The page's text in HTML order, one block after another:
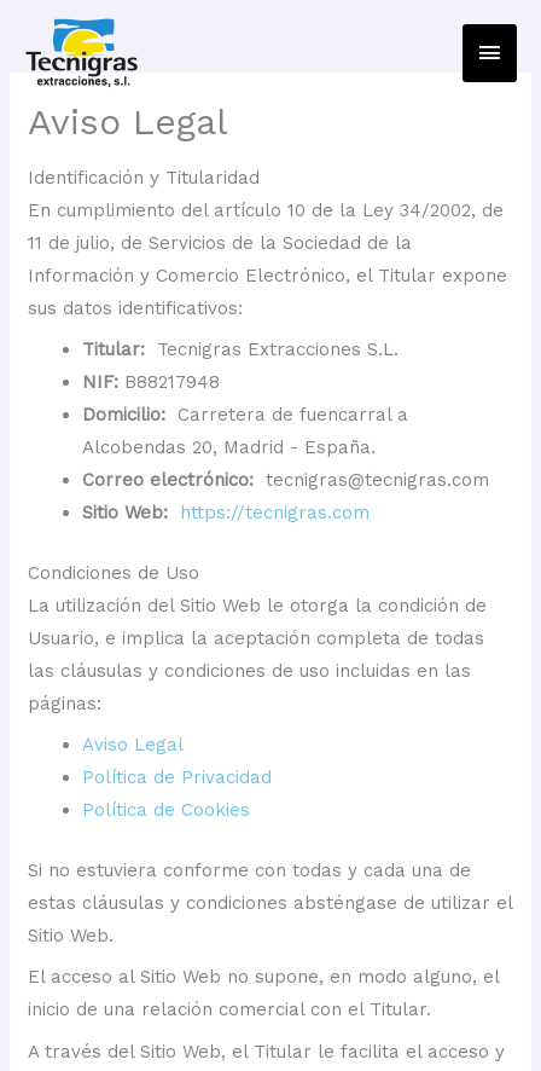
Aviso Legal
Identificación y Titularidad
En cumplimiento del artículo 10 de la Ley 34/2002, de
11 de julio, de Servicios de la Sociedad de la
Información y Comercio Electrónico, el Titular expone
sus datos identificativos:
Titular: Tecnigras Extracciones S.L.
NIF: B88217948
Domicilio: Carretera de fuencarral a
Alcobendas 20, Madrid - España.
Correo electrónico: tecnigras@tecnigras.com
Sitio Web:
https://tecnigras.com
Condiciones de Uso
La utilización del Sitio Web le otorga la condición de
Usuario, e implica la aceptación completa de todas
las cláusulas y condiciones de uso incluidas en las
páginas:
Aviso Legal
Política de Privacidad
Política de Cookies
Si no estuviera conforme con todas y cada una de
estas cláusulas y condiciones absténgase de utilizar el
Sitio Web.
El acceso al Sitio Web no supone, en modo alguno, el
inicio de una relación comercial con el Titular.
A través del Sitio Web, el Titular le facilita el acceso y